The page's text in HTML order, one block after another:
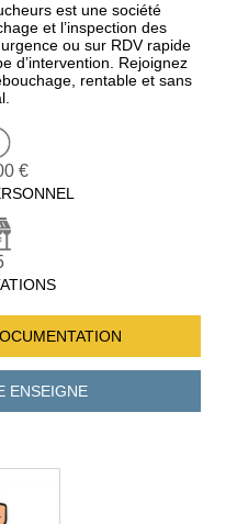
est une société
et l’inspection des
ou sur RDV rapide
d’intervention. Rejoignez
rentable et sans
€
ENSEIGNE